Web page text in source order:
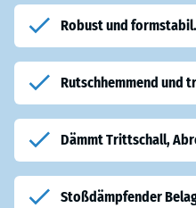
Robust und formstabil.
Rutschhemmend und
Dämmt Trittschall,
Stoßdämpfender